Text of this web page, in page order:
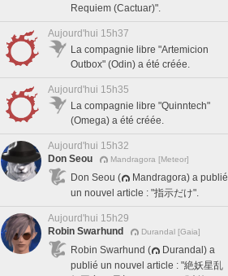
Requiem (Cactuar)".
Aujourd'hui 15h37
La compagnie libre "Artemicion
Outbox" (Odin) a été créée.
Aujourd'hui 15h35
La compagnie libre "Quinntech"
(Omega) a été créée.
Aujourd'hui 15h32
Don Seou
Mandragora [Meteor]
Don Seou (
Mandragora) a publié
un nouvel article : "指示だけ".
Aujourd'hui 15h29
Robin Swarhund
Durandal [Gaia]
Robin Swarhund (
Durandal) a
publié un nouvel article : "絶妖星乱